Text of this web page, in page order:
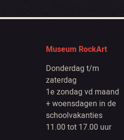
Museum RockArt
Donderdag t/m
zaterdag
1e zondag vd maand
+ woensdagen in de
schoolvakanties
11.00 tot 17.00 uur